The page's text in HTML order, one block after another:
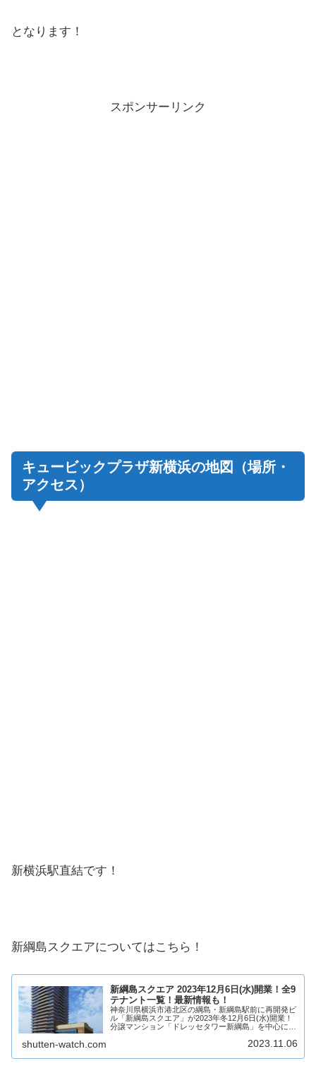
となります！
スポンサーリンク
キュービックプラザ新横浜の地図（場所・
アクセス）
新横浜駅直結です！
新綱島スクエアについてはこちら！
新綱島スクエア 2023年12月6日(水)開業！全9
テナント一覧！最新情報も！
神奈川県横浜市港北区の綱島・新綱島駅前に再開発ビ
ル「新綱島スクエア」が2023年冬12月6日(水)開業！
分譲マンション「ドレッセタワー新綱島」を中心に港
でき、東急ストアをはじめ様々なジャンルの...
shutten-watch.com 2023.11.06